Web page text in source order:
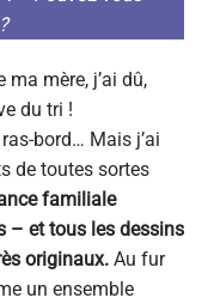
ma mère, j’ai dû,
du tri !
bord… Mais j’ai
de toutes sortes
familiale
– et tous les dessins
originaux. Au fur
un ensemble